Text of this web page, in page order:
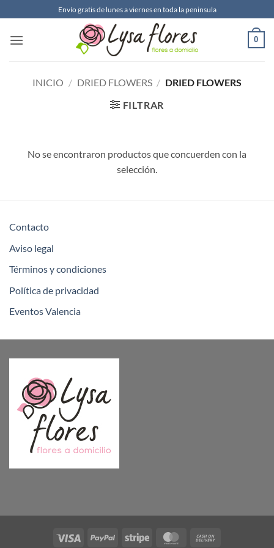
al
contenido
Envío gratis de lunes a viernes en toda la peninsula
0
INICIO / DRIED FLOWERS / DRIED FLOWERS
FILTRAR
No se encontraron productos que concuerden con la
selección.
Contacto
Aviso legal
Términos y condiciones
Política de privacidad
Eventos Valencia
Visa PayPal Stripe MasterCard